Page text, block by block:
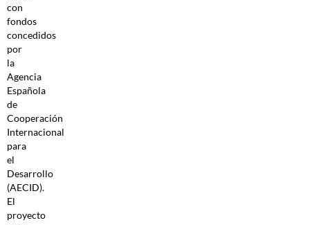
con
fondos
concedidos
por
la
Agencia
Española
de
Cooperación
Internacional
para
el
Desarrollo
(AECID).
El
proyecto